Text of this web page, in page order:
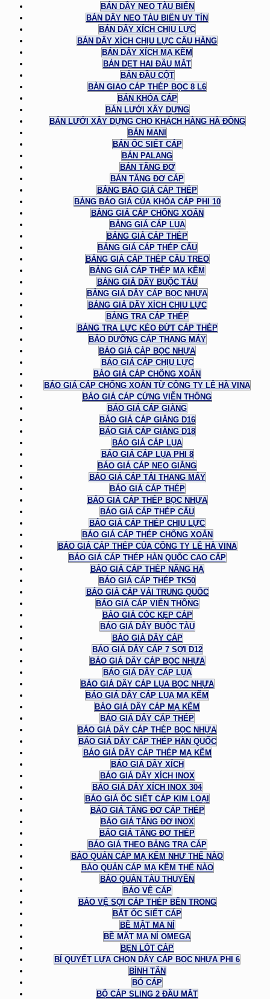
BÁN DÂY NEO TÀU BIỂN
BÁN DÂY NEO TÀU BIỂN UY TÍN
BÁN DÂY XÍCH CHỊU LỰC
BÁN DÂY XÍCH CHỊU LỰC CẨU HÀNG
BÁN DÂY XÍCH MẠ KẼM
BẢN DẸT HAI ĐẦU MẮT
BẢN ĐẦU CỘT
BÀN GIAO CÁP THÉP BỌC 8 L6
BÁN KHÓA CÁP
BÁN LƯỚI XÂY DỰNG
BÁN LƯỚI XÂY DỰNG CHO KHÁCH HÀNG HÀ ĐÔNG
BÁN MANI
BÁN ỐC SIẾT CÁP
BÁN PALANG
BÁN TĂNG ĐƠ
BÁN TĂNG ĐƠ CÁP
BẢNG BÁO GIÁ CÁP THÉP
BẢNG BÁO GIÁ CỦA KHÓA CÁP PHI 10
BẢNG GIÁ CÁP CHỐNG XOẮN
BẢNG GIÁ CÁP LỤA
BẢNG GIÁ CÁP THÉP
BẢNG GIÁ CÁP THÉP CẨU
BẢNG GIÁ CÁP THÉP CẦU TREO
BẢNG GIÁ CÁP THÉP MẠ KẼM
BẢNG GIÁ DÂY BUỘC TÀU
BẢNG GIÁ DÂY CÁP BỌC NHỰA
BẢNG GIÁ DÂY XÍCH CHỊU LỰC
BẢNG TRA CÁP THÉP
BẢNG TRA LỰC KÉO ĐỨT CÁP THÉP
BẢO DƯỠNG CÁP THANG MÁY
BÁO GIÁ CÁP BỌC NHỰA
BÁO GIÁ CÁP CHỊU LỰC
BÁO GIÁ CÁP CHỐNG XOẮN
BÁO GIÁ CÁP CHỐNG XOẮN TỪ CÔNG TY LÊ HÀ VINA
BÁO GIÁ CÁP CỨNG VIỄN THÔNG
BÁO GIÁ CÁP GIẰNG
BÁO GIÁ CÁP GIẰNG D16
BÁO GIÁ CÁP GIẰNG D18
BÁO GIÁ CÁP LỤA
BÁO GIÁ CÁP LỤA PHI 8
BÁO GIÁ CÁP NEO GIẰNG
BÁO GIÁ CÁP TẢI THANG MÁY
BÁO GIÁ CÁP THÉP
BÁO GIÁ CÁP THÉP BỌC NHỰA
BÁO GIÁ CÁP THÉP CẨU
BÁO GIÁ CÁP THÉP CHỊU LỰC
BÁO GIÁ CÁP THÉP CHỐNG XOẮN
BÁO GIÁ CÁP THÉP CỦA CÔNG TY LÊ HÀ VINA
BÁO GIÁ CÁP THÉP HÀN QUỐC CAO CẤP
BÁO GIÁ CÁP THÉP NÂNG HẠ
BÁO GIÁ CÁP THÉP TK50
BÁO GIÁ CÁP VẢI TRUNG QUỐC
BÁO GIÁ CÁP VIỄN THÔNG
BÁO GIÁ CÓC KẸP CÁP
BÁO GIÁ DÂY BUỘC TÀU
BÁO GIÁ DÂY CÁP
BÁO GIÁ DÂY CÁP 7 SỢI D12
BÁO GIÁ DÂY CÁP BỌC NHỰA
BÁO GIÁ DÂY CÁP LỤA
BÁO GIÁ DÂY CÁP LỤA BỌC NHỰA
BÁO GIÁ DÂY CÁP LỤA MẠ KẼM
BÁO GIÁ DÂY CÁP MẠ KẼM
BÁO GIÁ DÂY CÁP THÉP
BÁO GIÁ DÂY CÁP THÉP BỌC NHỰA
BÁO GIÁ DÂY CÁP THÉP HÀN QUỐC
BÁO GIÁ DÂY CÁP THÉP MẠ KẼM
BÁO GIÁ DÂY XÍCH
BÁO GIÁ DÂY XÍCH INOX
BÁO GIÁ DÂY XÍCH INOX 304
BÁO GIÁ ỐC SIẾT CÁP KIM LOẠI
BÁO GIÁ TĂNG ĐƠ CÁP THÉP
BÁO GIÁ TĂNG ĐƠ INOX
BÁO GIÁ TĂNG ĐƠ THÉP
BÁO GIÁ THEO BẢNG TRA CÁP
BẢO QUẢN CÁP MẠ KẼM NHƯ THẾ NÀO
BẢO QUẢN CÁP MẠ KẼM THẾ NÀO
BẢO QUẢN TÀU THUYỀN
BẢO VỆ CÁP
BẢO VỆ SỢI CÁP THÉP BÊN TRONG
BẮT ỐC SIẾT CÁP
BỀ MẶT MA NÍ
BỀ MẶT MA NÍ OMEGA
BẸN LÓT CÁP
BÍ QUYẾT LỰA CHỌN DÂY CÁP BỌC NHỰA PHI 6
BÌNH TÂN
BÓ CÁP
BỘ CÁP SLING 2 ĐẦU MẮT